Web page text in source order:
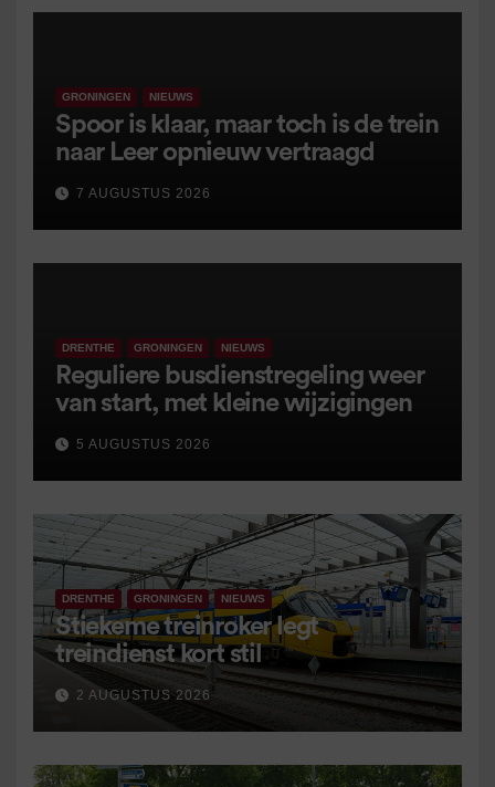
GRONINGEN NIEUWS
Spoor is klaar, maar toch is de trein
naar Leer opnieuw vertraagd
7 AUGUSTUS 2026
DRENTHE GRONINGEN NIEUWS
Reguliere busdienstregeling weer
van start, met kleine wijzigingen
5 AUGUSTUS 2026
DRENTHE GRONINGEN NIEUWS
Stiekeme treinroker legt
treindienst kort stil
2 AUGUSTUS 2026